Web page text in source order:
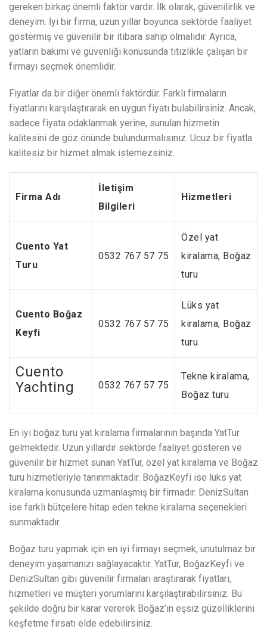
gereken birkaç önemli faktör vardır. İlk olarak, güvenilirlik ve
deneyim. İyi bir firma, uzun yıllar boyunca sektörde faaliyet
göstermiş ve güvenilir bir itibara sahip olmalıdır. Ayrıca,
yatların bakımı ve güvenliği konusunda titizlikle çalışan bir
firmayı seçmek önemlidir.
Fiyatlar da bir diğer önemli faktördür. Farklı firmaların
fiyatlarını karşılaştırarak en uygun fiyatı bulabilirsiniz. Ancak,
sadece fiyata odaklanmak yerine, sunulan hizmetin
kalitesini de göz önünde bulundurmalısınız. Ucuz bir fiyatla
kalitesiz bir hizmet almak istemezsiniz.
Firma Adı
İletişim
Bilgileri
Hizmetleri
Cuento Yat
Turu
0532 767 57 75
Özel yat
kiralama, Boğaz
turu
Cuento Boğaz
Keyfi
0532 767 57 75
Lüks yat
kiralama, Boğaz
turu
Cuento
Yachting
0532 767 57 75
Tekne kiralama,
Boğaz turu
En iyi boğaz turu yat kiralama firmalarının başında YatTur
gelmektedir. Uzun yıllardır sektörde faaliyet gösteren ve
güvenilir bir hizmet sunan YatTur, özel yat kiralama ve Boğaz
turu hizmetleriyle tanınmaktadır. BoğazKeyfi ise lüks yat
kiralama konusunda uzmanlaşmış bir firmadır. DenizSultan
ise farklı bütçelere hitap eden tekne kiralama seçenekleri
sunmaktadır.
Boğaz turu yapmak için en iyi firmayı seçmek, unutulmaz bir
deneyim yaşamanızı sağlayacaktır. YatTur, BoğazKeyfi ve
DenizSultan gibi güvenilir firmaları araştırarak fiyatları,
hizmetleri ve müşteri yorumlarını karşılaştırabilirsiniz. Bu
şekilde doğru bir karar vererek Boğaz’ın eşsiz güzelliklerini
keşfetme fırsatı elde edebilirsiniz.